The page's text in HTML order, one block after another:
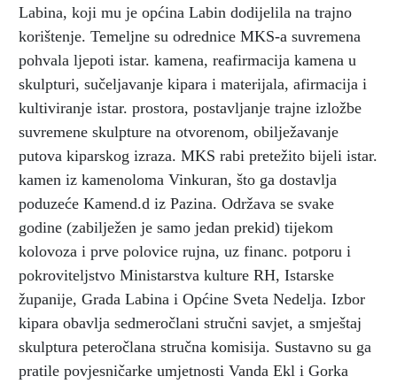
Labina, koji mu je općina Labin dodijelila na trajno
korištenje. Temeljne su odrednice MKS-a suvremena
pohvala ljepoti istar. kamena, reafirmacija kamena u
skulpturi, sučeljavanje kipara i materijala, afirmacija i
kultiviranje istar. prostora, postavljanje trajne izložbe
suvremene skulpture na otvorenom, obilježavanje
putova kiparskog izraza. MKS rabi pretežito bijeli istar.
kamen iz kamenoloma Vinkuran, što ga dostavlja
poduzeće Kamend.d iz Pazina. Održava se svake
godine (zabilježen je samo jedan prekid) tijekom
kolovoza i prve polovice rujna, uz financ. potporu i
pokroviteljstvo Ministarstva kulture RH, Istarske
županije, Grada Labina i Općine Sveta Nedelja. Izbor
kipara obavlja sedmeročlani stručni savjet, a smještaj
skulptura peteročlana stručna komisija. Sustavno su ga
pratile povjesničarke umjetnosti Vanda Ekl i Gorka